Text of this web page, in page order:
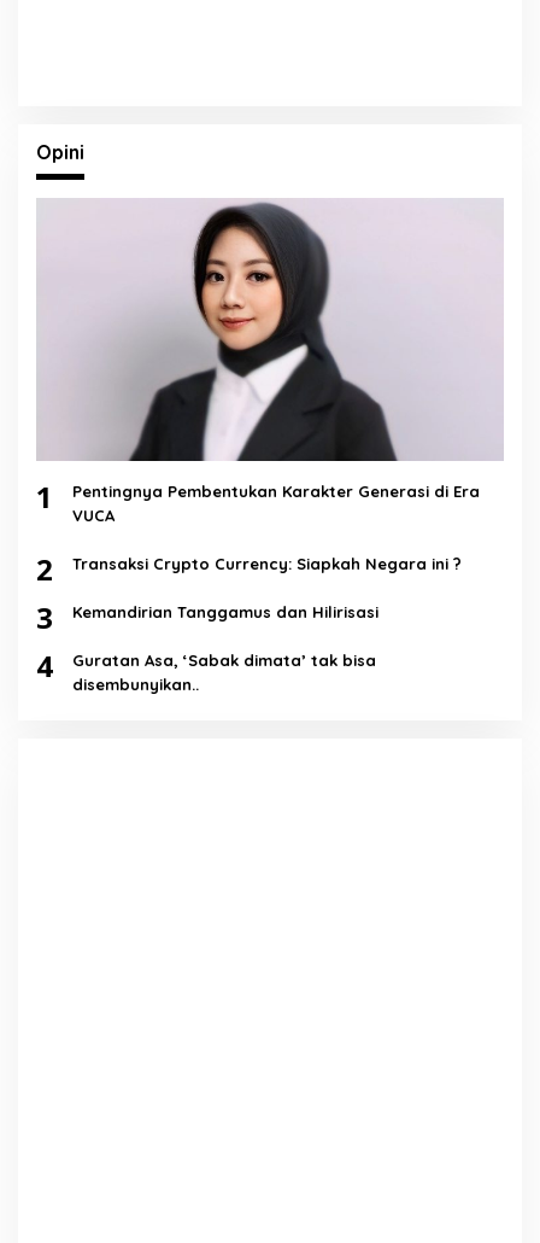
Opini
1
Pentingnya Pembentukan Karakter Generasi di Era
VUCA
2 Transaksi Crypto Currency: Siapkah Negara ini ?
3 Kemandirian Tanggamus dan Hilirisasi
4
Guratan Asa, ‘Sabak dimata’ tak bisa
disembunyikan..